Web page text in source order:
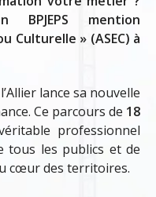
BPJEPS mention
Culturelle » (ASEC) à
lance sa nouvelle
Ce parcours de 18
professionnel
tous les publics et de
cœur des territoires.